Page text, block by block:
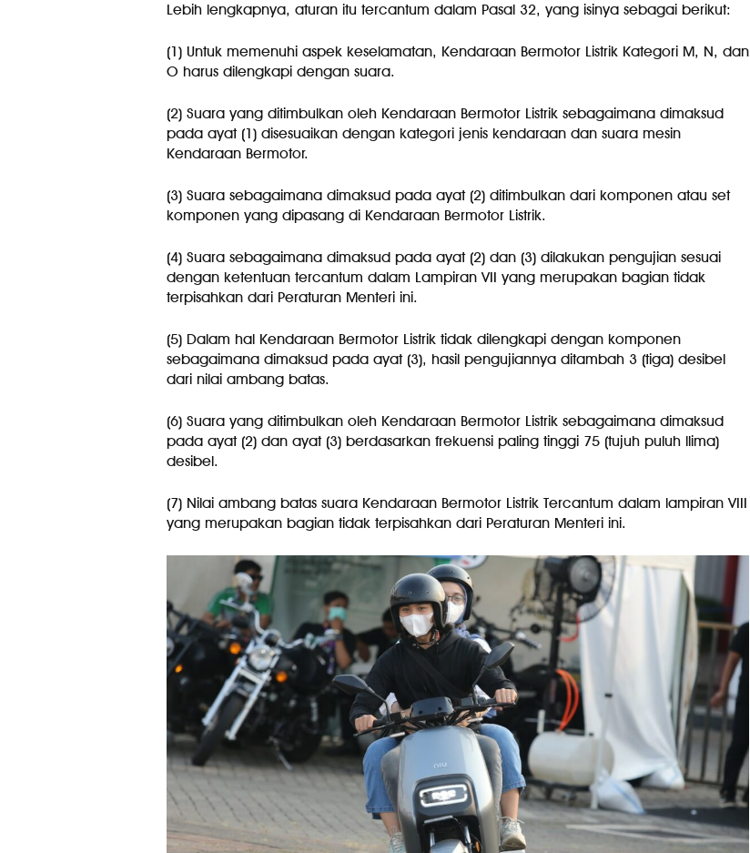
Lebih lengkapnya, aturan itu tercantum dalam Pasal 32, yang isinya sebagai berikut:
(1) Untuk memenuhi aspek keselamatan, Kendaraan Bermotor Listrik Kategori M, N, dan
O harus dilengkapi dengan suara.
(2) Suara yang ditimbulkan oleh Kendaraan Bermotor Listrik sebagaimana dimaksud
pada ayat (1) disesuaikan dengan kategori jenis kendaraan dan suara mesin
Kendaraan Bermotor.
(3) Suara sebagaimana dimaksud pada ayat (2) ditimbulkan dari komponen atau set
komponen yang dipasang di Kendaraan Bermotor Listrik.
(4) Suara sebagaimana dimaksud pada ayat (2) dan (3) dilakukan pengujian sesuai
dengan ketentuan tercantum dalam Lampiran VII yang merupakan bagian tidak
terpisahkan dari Peraturan Menteri ini.
(5) Dalam hal Kendaraan Bermotor Listrik tidak dilengkapi dengan komponen
sebagaimana dimaksud pada ayat (3), hasil pengujiannya ditambah 3 (tiga) desibel
dari nilai ambang batas.
(6) Suara yang ditimbulkan oleh Kendaraan Bermotor Listrik sebagaimana dimaksud
pada ayat (2) dan ayat (3) berdasarkan frekuensi paling tinggi 75 (tujuh puluh llima)
desibel.
(7) Nilai ambang batas suara Kendaraan Bermotor Listrik Tercantum dalam lampiran VIII
yang merupakan bagian tidak terpisahkan dari Peraturan Menteri ini.